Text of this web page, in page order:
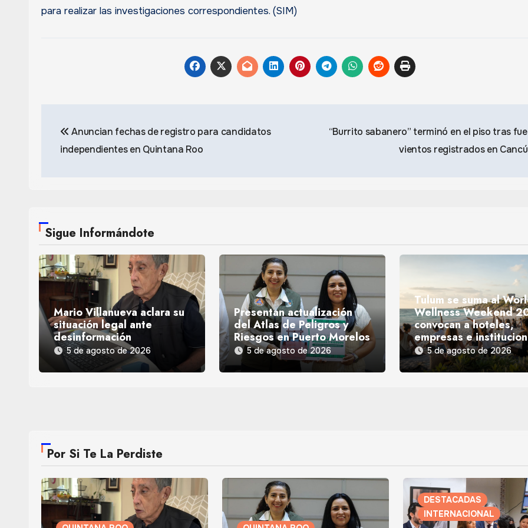
para realizar las investigaciones correspondientes. (SIM)
de
Anuncian fechas de registro para candidatos
independientes en Quintana Roo
“Burrito sabanero” terminó en el piso tras
vientos registrados en
Sigue Informándote
Mario Villanueva aclara su
situación legal ante
desinformación
5 de agosto de 2026
Presentan actualización
del Atlas de Peligros y
Riesgos en Puerto Morelos
5 de agosto de 2026
Tulum se suma al
Wellness Weekend
convocan a hoteles,
empresas e
5 de agosto de 2026
Por Si Te La Perdiste
DESTACADAS
INTERNACIONAL